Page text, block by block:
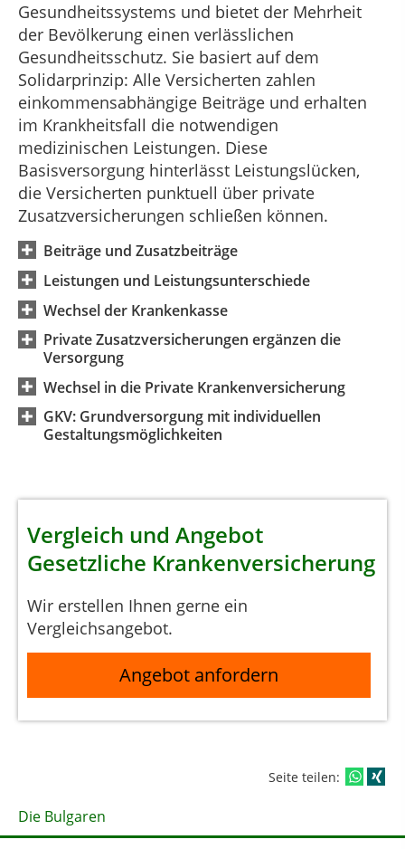
Gesundheitssystems und bietet der Mehrheit
der Bevölkerung einen verlässlichen
Gesundheitsschutz. Sie basiert auf dem
Solidarprinzip: Alle Versicherten zahlen
einkommensabhängige Beiträge und erhalten
im Krankheitsfall die notwendigen
medizinischen Leistungen. Diese
Basisversorgung hinterlässt Leistungslücken,
die Versicherten punktuell über private
Zusatzversicherungen schließen können.
Beiträge und Zusatzbeiträge
Leistungen und Leistungsunterschiede
Wechsel der Krankenkasse
Private Zusatzversicherungen ergänzen die
Versorgung
Wechsel in die Private Krankenversicherung
GKV: Grundversorgung mit individuellen
Gestaltungsmöglichkeiten
Vergleich und Angebot
Gesetzliche Krankenversicherung
Wir erstellen Ihnen gerne ein
Vergleichsangebot.
Angebot anfordern
Seite teilen:
Die Bulgaren